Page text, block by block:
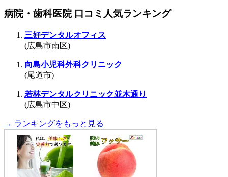
病院・歯科医院 口コミ人気ランキング
三好デンタルオフィス
(広島市南区)
向島小児科外科クリニック
(尾道市)
若林デンタルクリニック並木通り
(広島市中区)
→ ランキングをもっと見る